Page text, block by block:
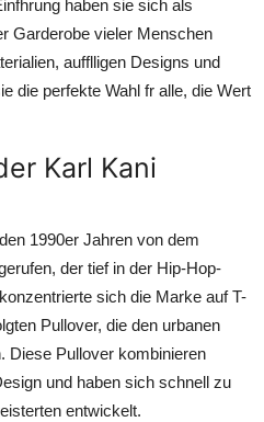
haben sie sich als
Garderobe vieler Menschen
aufflligen Designs und
die perfekte Wahl fr alle, die Wert
Karl Kani
1990er Jahren von dem
der tief in der Hip-Hop-
sich die Marke auf T-
Pullover, die den urbanen
Diese Pullover kombinieren
und haben sich schnell zu
entwickelt.